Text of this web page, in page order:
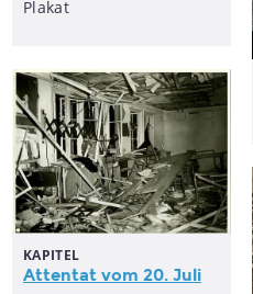
Plakat
KAPITEL
Attentat vom 20. Juli